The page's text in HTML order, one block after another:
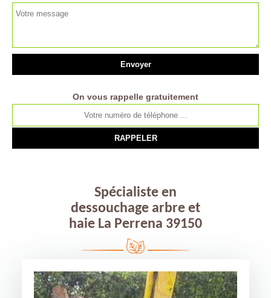
On vous rappelle gratuitement
Spécialiste en
dessouchage arbre et
haie La Perrena 39150